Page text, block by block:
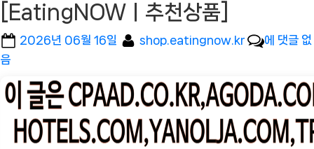
[EatingNOWㅣ추천상품]
Posted
2026년 06월 16일 By
shop.eatingnow.kr
[잇
우
ㅣ
인
에 댓글 없
음